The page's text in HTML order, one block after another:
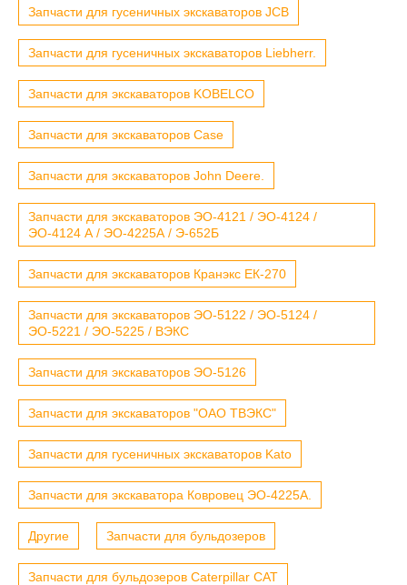
Запчасти для гусеничных экскаваторов JCB
Запчасти для гусеничных экскаваторов Liebherr.
Запчасти для экскаваторов KOBELCO
Запчасти для экскаваторов Case
Запчасти для экскаваторов John Deere.
Запчасти для экскаваторов ЭО-4121 / ЭО-4124 /
ЭО-4124 А / ЭО-4225А / Э-652Б
Запчасти для экскаваторов Кранэкс ЕК-270
Запчасти для экскаваторов ЭО-5122 / ЭО-5124 /
ЭО-5221 / ЭО-5225 / ВЭКС
Запчасти для экскаваторов ЭО-5126
Запчасти для экскаваторов "ОАО ТВЭКС"
Запчасти для гусеничных экскаваторов Kato
Запчасти для экскаватора Ковровец ЭО-4225А.
Другие Запчасти для бульдозеров
Запчасти для бульдозеров Caterpillar CAT